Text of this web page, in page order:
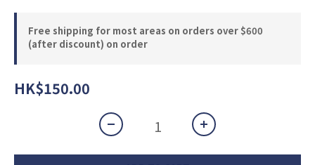
Free shipping for most areas on orders over $600
(after discount) on order
HK$150.00